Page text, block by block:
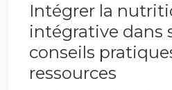
Intégrer la
intégrative dans
conseils
ressources